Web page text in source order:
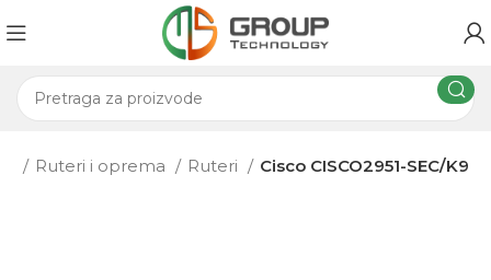
Ruteri i oprema Ruteri Cisco CISCO2951-SEC/K9